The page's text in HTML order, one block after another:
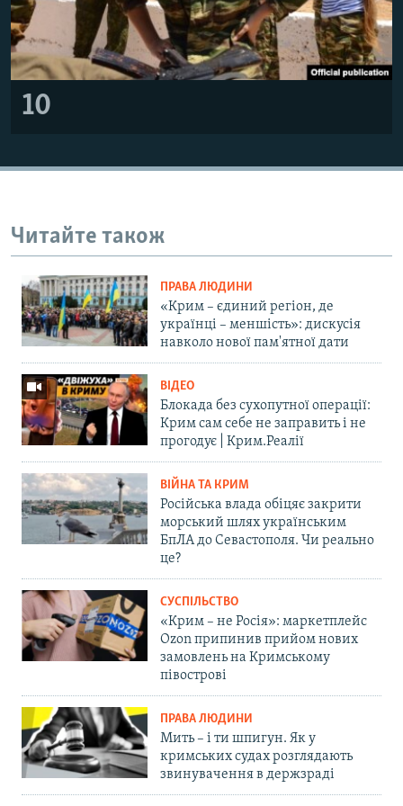
10
Читайте також
ПРАВА ЛЮДИНИ
«Крим – єдиний регіон, де
українці – меншість»: дискусія
навколо нової пам'ятної дати
ВІДЕО
Блокада без сухопутної операції:
Крим сам себе не заправить і не
прогодує | Крим.Реалії
ВІЙНА ТА КРИМ
Російська влада обіцяє закрити
морський шлях українським
БпЛА до Севастополя. Чи реально
це?
СУСПІЛЬСТВО
«Крим – не Росія»: маркетплейс
Ozon припинив прийом нових
замовлень на Кримському
півострові
ПРАВА ЛЮДИНИ
Мить – і ти шпигун. Як у
кримських судах розглядають
звинувачення в держзраді